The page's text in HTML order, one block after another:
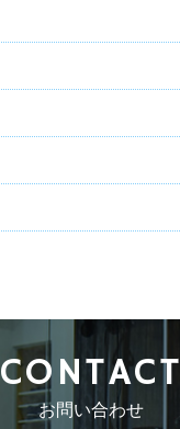
CONTACT
お問い合わせ